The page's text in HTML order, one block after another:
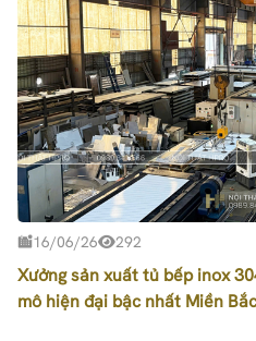
16/06/26 292
Xưởng sản xuất tủ bếp inox
mô hiện đại bậc nhất Miền Bắc